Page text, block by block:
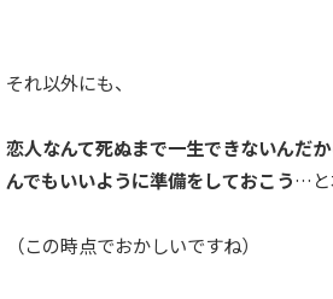
それ以外にも、
恋人なんて死ぬまで一生できないんだ
んでもいいように準備をしておこう…と
（この時点でおかしいですね）